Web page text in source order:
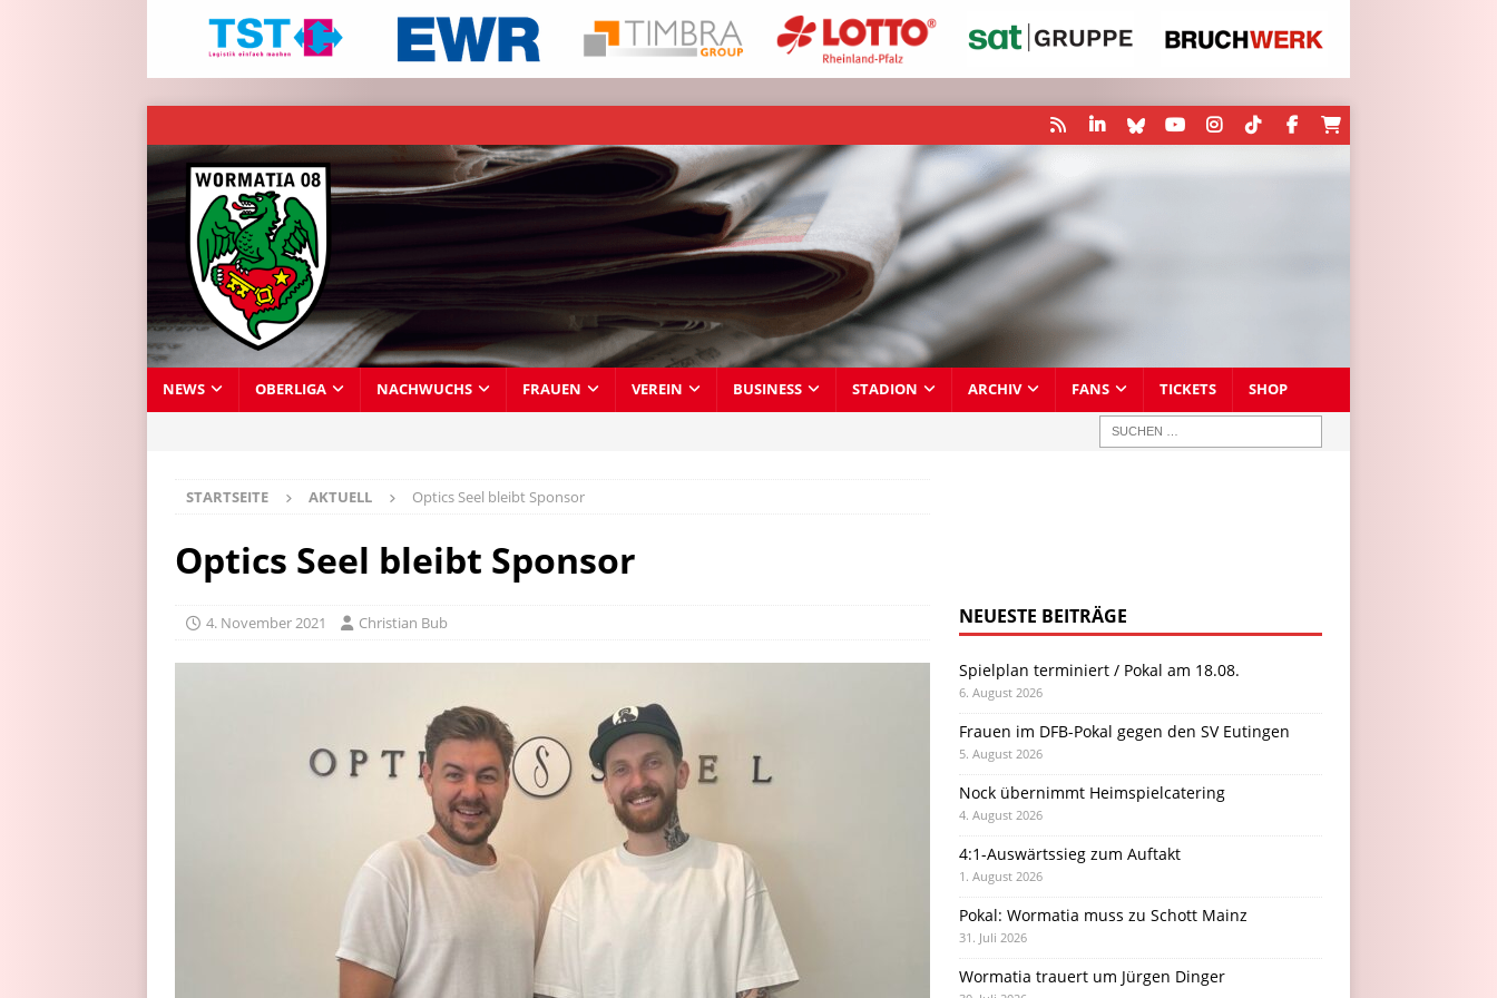
NEWS OBERLIGA NACHWUCHS FRAUEN VEREIN BUSINESS STADION ARCHIV FANS TICKETS SHOP
STARTSEITE AKTUELL Optics Seel bleibt Sponsor
Optics Seel bleibt Sponsor
4. November 2021 Christian Bub NEUESTE BEITRÄGE
Spielplan terminiert / Pokal am 18.08.
6. August 2026
Frauen im DFB-Pokal gegen den SV Eutingen
5. August 2026
Nock übernimmt Heimspielcatering
4. August 2026
4:1-Auswärtssieg zum Auftakt
1. August 2026
Pokal: Wormatia muss zu Schott Mainz
31. Juli 2026
Wormatia trauert um Jürgen Dinger